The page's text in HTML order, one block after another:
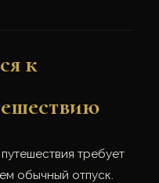
к
требует
обычный отпуск.